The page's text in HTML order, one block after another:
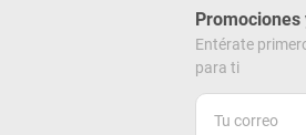
Promociones
Entérate
para ti